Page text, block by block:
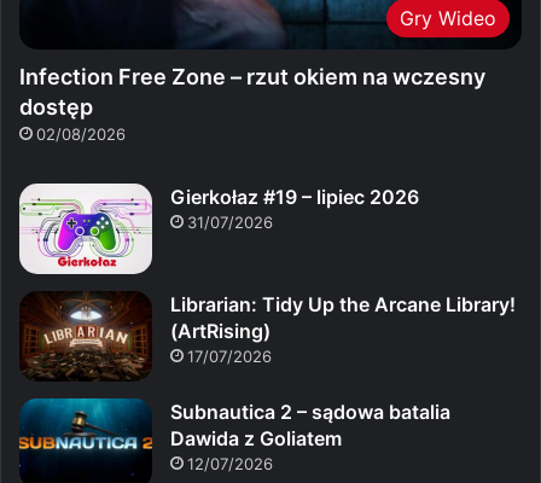
Gry Wideo
Infection Free Zone – rzut okiem na wczesny
dostęp
02/08/2026
Gierkołaz #19 – lipiec 2026
31/07/2026
Librarian: Tidy Up the Arcane Library!
(ArtRising)
17/07/2026
Subnautica 2 – sądowa batalia
Dawida z Goliatem
12/07/2026